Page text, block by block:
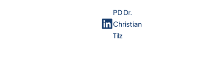
PD Dr.
Christian
Tilz